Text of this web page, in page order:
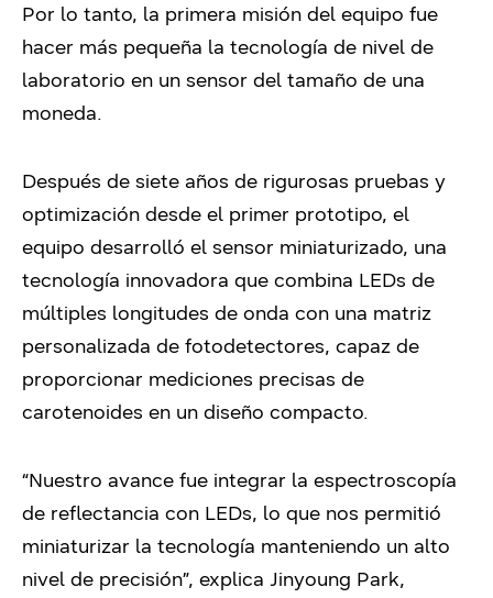
Por lo tanto, la primera misión del equipo fue
hacer más pequeña la tecnología de nivel de
laboratorio en un sensor del tamaño de una
moneda.
Después de siete años de rigurosas pruebas y
optimización desde el primer prototipo, el
equipo desarrolló el sensor miniaturizado, una
tecnología innovadora que combina LEDs de
múltiples longitudes de onda con una matriz
personalizada de fotodetectores, capaz de
proporcionar mediciones precisas de
carotenoides en un diseño compacto.
“Nuestro avance fue integrar la espectroscopía
de reflectancia con LEDs, lo que nos permitió
miniaturizar la tecnología manteniendo un alto
nivel de precisión”, explica Jinyoung Park,